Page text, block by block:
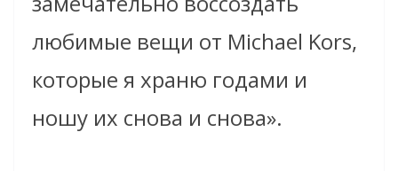
любимые вещи от Michael Kors,
которые я храню годами и
ношу их снова и снова».